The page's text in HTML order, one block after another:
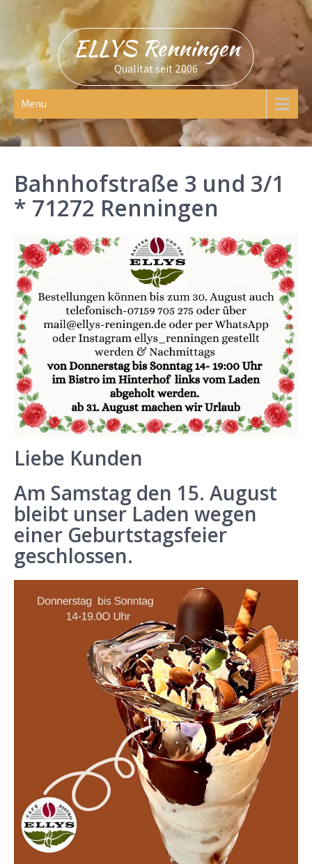
content
ELLYS Renningen
Qualität seit 2006
Menu
Bahnhofstraße 3 und 3/1
* 71272 Renningen
Liebe Kunden
Am Samstag den 15. August
bleibt unser Laden wegen
einer Geburtstagsfeier
geschlossen.